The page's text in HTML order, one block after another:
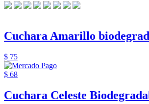
Cuchara Amarillo
$ 75
$ 68
Cuchara Celeste